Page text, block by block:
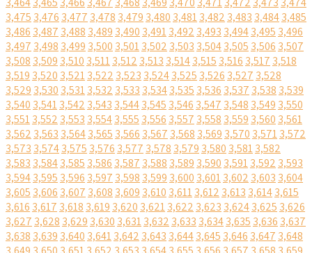
3,475 3,476 3,477 3,478 3,479 3,480 3,4813,482 3,483 3,4843,485
3,486 3,487 3,488 3,489 3,490 3,4913,492 3,493 3,4943,495 3,496
3,497 3,498 3,499 3,500 3,5013,502 3,503 3,5043,505 3,506 3,507
3,508 3,509 3,510 3,5113,512 3,513 3,5143,515 3,516 3,517 3,518
3,519 3,520 3,5213,522 3,523 3,5243,525 3,526 3,527 3,528
3,529 3,530 3,5313,532 3,533 3,5343,535 3,536 3,537 3,538 3,539
3,540 3,5413,542 3,543 3,5443,545 3,546 3,547 3,548 3,549 3,550
3,5513,552 3,553 3,5543,555 3,556 3,557 3,558 3,559 3,560 3,561
3,562 3,563 3,5643,565 3,566 3,567 3,568 3,569 3,570 3,5713,572
3,573 3,5743,575 3,576 3,577 3,578 3,579 3,580 3,5813,582
3,583 3,5843,585 3,586 3,587 3,588 3,589 3,590 3,5913,592 3,593
3,5943,595 3,596 3,597 3,598 3,599 3,600 3,6013,602 3,603 3,604
3,605 3,606 3,607 3,608 3,609 3,610 3,6113,612 3,613 3,6143,615
3,616 3,617 3,618 3,619 3,620 3,6213,622 3,623 3,6243,625 3,626
3,627 3,628 3,629 3,630 3,6313,632 3,633 3,6343,635 3,636 3,637
3,638 3,639 3,640 3,6413,642 3,643 3,6443,645 3,646 3,647 3,648